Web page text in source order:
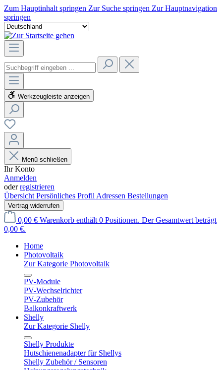
Zum Hauptinhalt springen Zur Suche springen Zur Hauptnavigation
springen
Werkzeugleiste anzeigen
Menü schließen
Ihr Konto
Anmelden
oderregistrieren
Übersicht Persönliches Profil Adressen Bestellungen
Vertrag widerrufen
0,00 € Warenkorb enthält 0 Positionen. Der Gesamtwert beträgt
0,00 €.
Home
Photovoltaik
Zur Kategorie Photovoltaik
PV-Module
PV-Wechselrichter
PV-Zubehör
Balkonkraftwerk
Shelly
Zur Kategorie Shelly
Shelly Produkte
Hutschienenadapter für Shellys
Shelly Zubehör / Sensoren